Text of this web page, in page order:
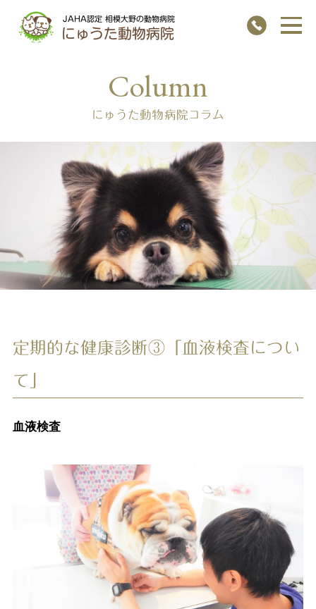
JAHA認定 相模大野の動物病院
にゅうた動物病院
にゅうた動物病院コラム
定期的な健康診断③「血液検査につい
て」
血液検査